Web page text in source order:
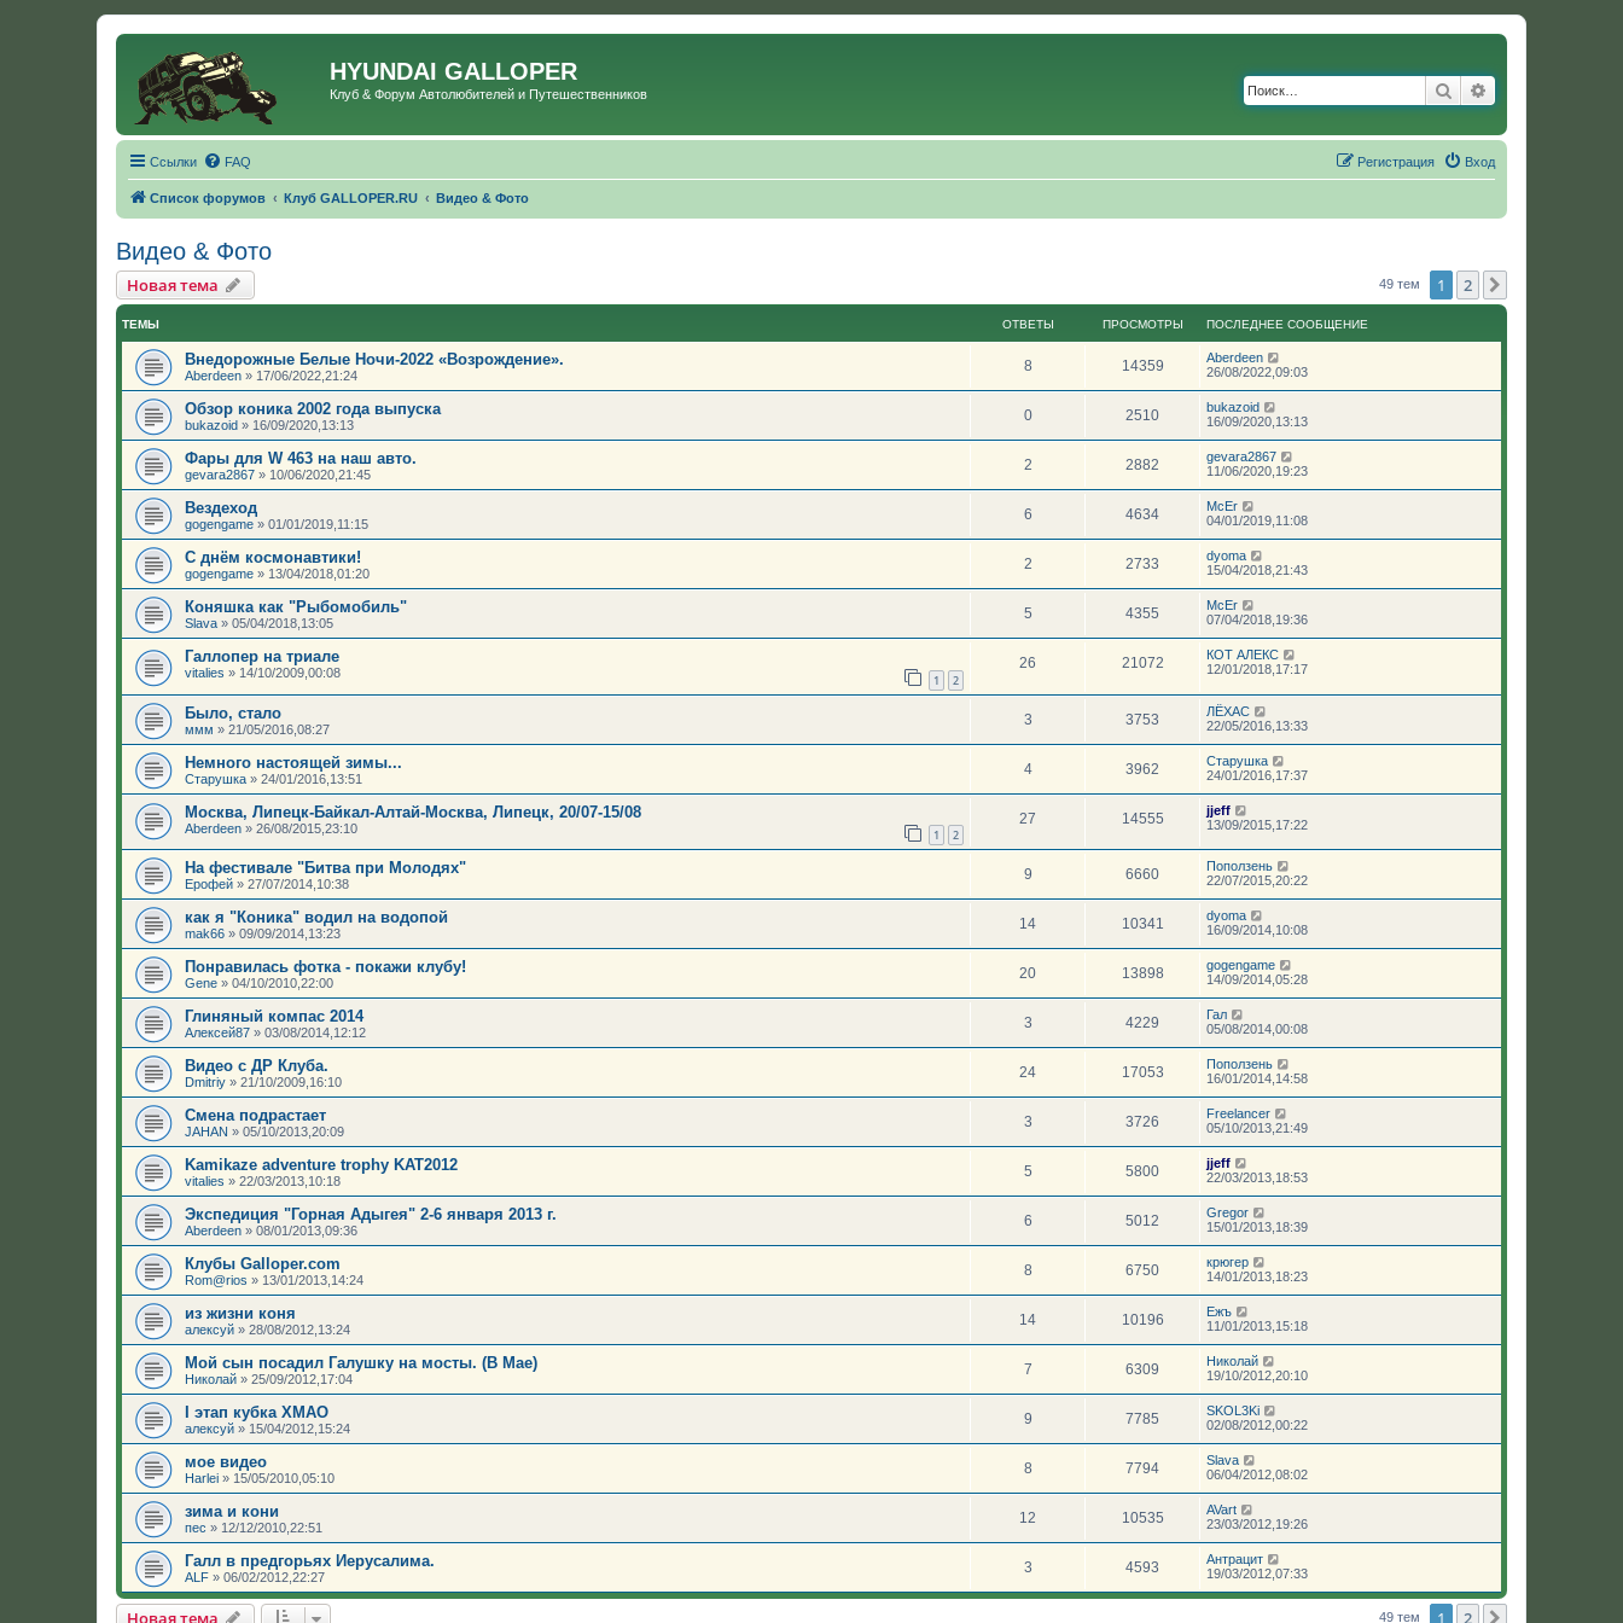
HYUNDAI GALLOPER
Клуб & Форум Автолюбителей и Путешественников Поиск
Ссылки FAQ Вход
Регистрация
Список форумов Клуб GALLOPER.RU Видео & Фото
Видео & Фото
Новая тема 49 тем 1 2
ТЕМЫ ОТВЕТЫ ПРОСМОТРЫ ПОСЛЕДНЕЕ СООБЩЕНИЕ
Внедорожные Белые Ночи-2022 «Возрождение».
Aberdeen » 17/06/2022,21:24
8 14359
Aberdeen
26/08/2022,09:03
Обзор коника 2002 года выпуска
bukazoid » 16/09/2020,13:13
0 2510
bukazoid
16/09/2020,13:13
Фары для W 463 на наш авто.
gevara2867 » 10/06/2020,21:45
2 2882
gevara2867
11/06/2020,19:23
Вездеход
gogengame » 01/01/2019,11:15
6 4634
McEr
04/01/2019,11:08
С днём космонавтики!
gogengame » 13/04/2018,01:20
2 2733
dyoma
15/04/2018,21:43
Коняшка как "Рыбомобиль"
Slava » 05/04/2018,13:05
5 4355
McEr
07/04/2018,19:36
Галлопер на триале
vitalies » 14/10/2009,00:08 1 2
26 21072
КОТ АЛЕКС
12/01/2018,17:17
Было, стало
ммм » 21/05/2016,08:27
3 3753
ЛЁХАС
22/05/2016,13:33
Немного настоящей зимы...
Старушка » 24/01/2016,13:51
4 3962
Старушка
24/01/2016,17:37
Москва, Липецк-Байкал-Алтай-Москва, Липецк, 20/07-15/08
Aberdeen » 26/08/2015,23:10 1 2
27 14555
jjeff
13/09/2015,17:22
На фестивале "Битва при Молодях"
Ерофей » 27/07/2014,10:38
9 6660
Поползень
22/07/2015,20:22
как я "Коника" водил на водопой
mak66 » 09/09/2014,13:23
14 10341
dyoma
16/09/2014,10:08
Понравилась фотка - покажи клубу!
Gene » 04/10/2010,22:00
20 13898
gogengame
14/09/2014,05:28
Глиняный компас 2014
Алексей87 » 03/08/2014,12:12
3 4229
Гал
05/08/2014,00:08
Видео с ДР Клуба.
Dmitriy » 21/10/2009,16:10
24 17053
Поползень
16/01/2014,14:58
Смена подрастает
JAHAN » 05/10/2013,20:09
3 3726
Freelancer
05/10/2013,21:49
Kamikaze adventure trophy KAT2012
vitalies » 22/03/2013,10:18
5 5800
jjeff
22/03/2013,18:53
Экспедиция "Горная Адыгея" 2-6 января 2013 г.
Aberdeen » 08/01/2013,09:36
6 5012
Gregor
15/01/2013,18:39
Клубы Galloper.com
Rom@rios » 13/01/2013,14:24
8 6750
крюгер
14/01/2013,18:23
из жизни коня
алексуй » 28/08/2012,13:24
14 10196
Ежъ
11/01/2013,15:18
Мой сын посадил Галушку на мосты. (В Мае)
Николай » 25/09/2012,17:04
7 6309
Николай
19/10/2012,20:10
I этап кубка ХМАО
алексуй » 15/04/2012,15:24
9 7785
SKOL3Ki
02/08/2012,00:22
мое видео
Harlei » 15/05/2010,05:10
8 7794
Slava
06/04/2012,08:02
зима и кони
пес » 12/12/2010,22:51
12 10535
AVart
23/03/2012,19:26
Галл в предгорьях Иерусалима.
ALF » 06/02/2012,22:27
3 4593
Антрацит
19/03/2012,07:33
Новая тема 49 тем 1 2